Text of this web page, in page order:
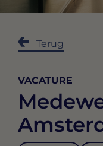
Terug
VACATURE